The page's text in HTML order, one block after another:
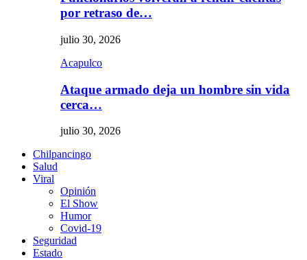
por retraso de…
julio 30, 2026
Acapulco
Ataque armado deja un hombre sin vida
cerca…
julio 30, 2026
Chilpancingo
Salud
Viral
Opinión
El Show
Humor
Covid-19
Seguridad
Estado